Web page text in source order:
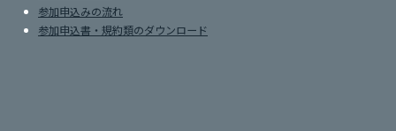
参加申込みの流れ
参加申込書・規約類のダウンロード